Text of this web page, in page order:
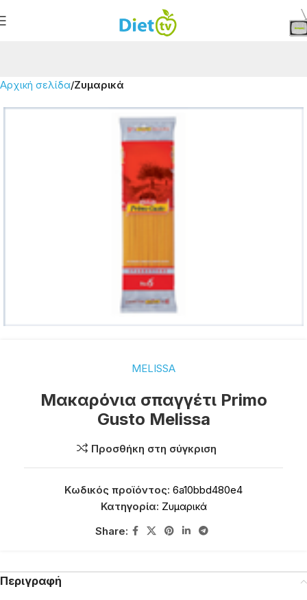
Αρχική σελίδα Ζυμαρικά
MELISSA
Μακαρόνια σπαγγέτι Primo
Gusto Melissa
Προσθήκη στη σύγκριση
Κωδικός προϊόντος: 6a10bbd480e4
Κατηγορία: Ζυμαρικά
Share:
Περιγραφή